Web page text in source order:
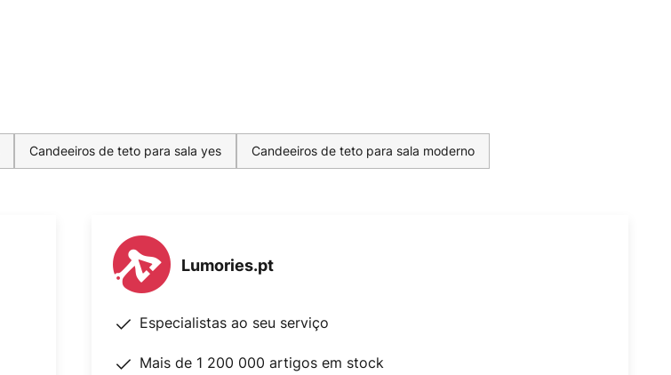
Candeeiros de teto para sala yes Candeeiros de teto para sala moderno
Lumories.pt
Especialistas ao seu serviço
Mais de 1 200 000 artigos em stock